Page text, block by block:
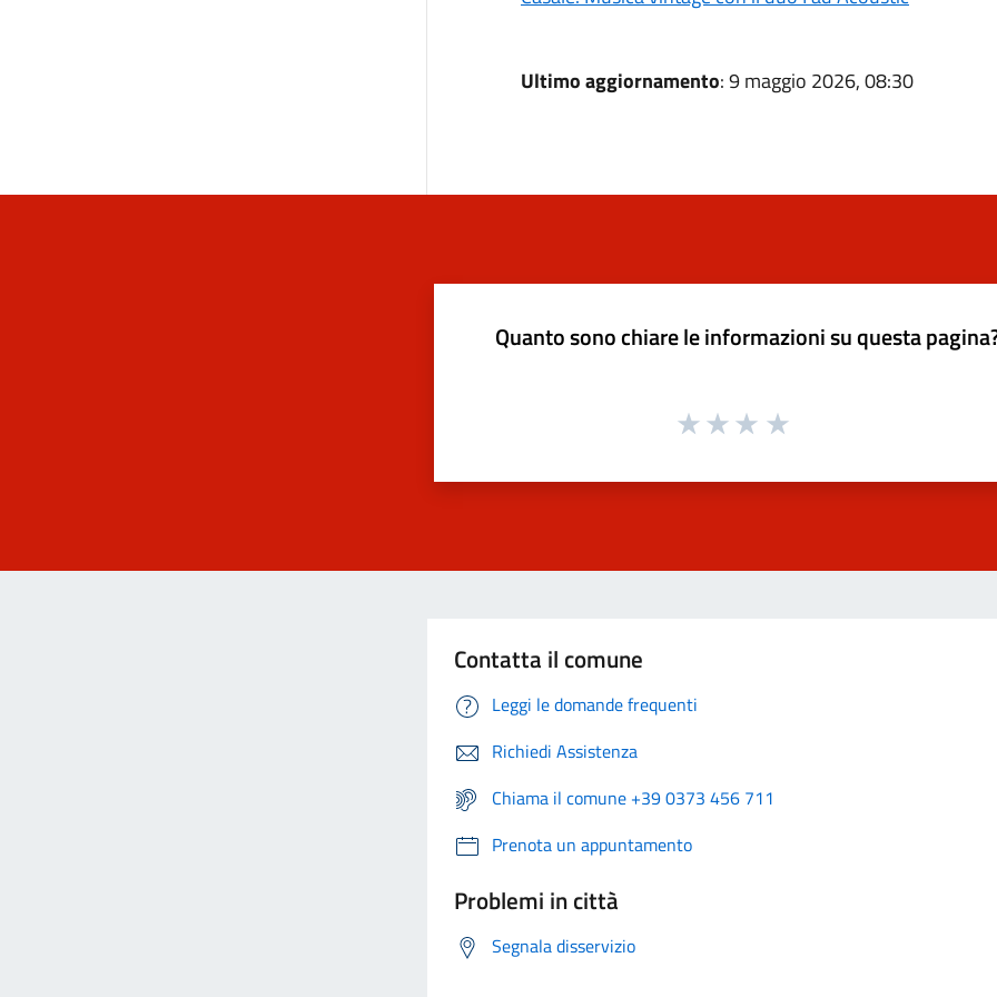
Ultimo aggiornamento: 9 maggio 2026, 08:30
Quanto sono chiare le informazioni su questa
Contatta il comune
Leggi le domande frequenti
Richiedi Assistenza
Chiama il comune +39 0373 456 711
Prenota un appuntamento
Problemi in città
Segnala disservizio